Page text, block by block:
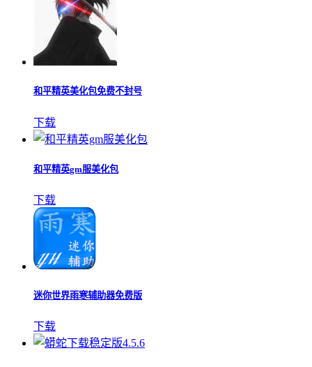
和平精英美化包免费不封号
下载
和平精英gm服美化包
下载
迷你世界雨寒辅助器免费版
下载